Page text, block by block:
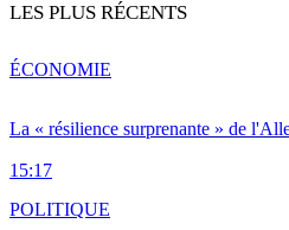
LES PLUS RÉCENTS
La « résilience surprenante » de
15:17
ÉCONOMIE
POLITIQUE